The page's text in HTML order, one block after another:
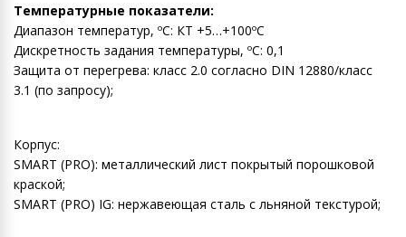
Температурные показатели:
Диапазон температур, ºC: КТ +5…+100ºC
Дискретность задания температуры, ºC: 0,1
Защита от перегрева: класс 2.0 согласно DIN 12880/класс
3.1 (по запросу);
Корпус:
SMART (PRO): металлический лист покрытый порошковой
краской;
SMART (PRO) IG: нержавеющая сталь с льняной текстурой;